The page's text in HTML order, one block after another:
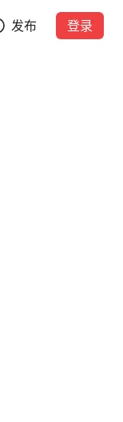
发布 登录